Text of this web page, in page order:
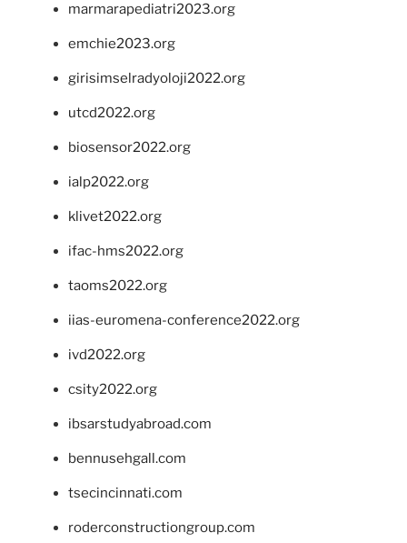
marmarapediatri2023.org
emchie2023.org
girisimselradyoloji2022.org
utcd2022.org
biosensor2022.org
ialp2022.org
klivet2022.org
ifac-hms2022.org
taoms2022.org
iias-euromena-conference2022.org
ivd2022.org
csity2022.org
ibsarstudyabroad.com
bennusehgall.com
tsecincinnati.com
roderconstructiongroup.com